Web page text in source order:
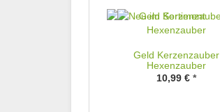
Geld Kerzenzauber
Hexenzauber
10,99 € *